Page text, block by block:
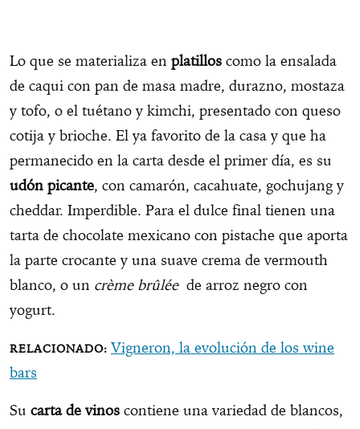
Lo que se materializa en platillos como la ensalada
de caqui con pan de masa madre, durazno, mostaza
y tofo, o el tuétano y kimchi, presentado con queso
cotija y brioche. El ya favorito de la casa y que ha
permanecido en la carta desde el primer día, es su
udón picante, con camarón, cacahuate, gochujang y
cheddar. Imperdible. Para el dulce final tienen una
tarta de chocolate mexicano con pistache que aporta
la parte crocante y una suave crema de vermouth
blanco, o un crème brûléede arroz negro con
yogurt.
Vigneron, la evolución de los wine
bars
Su carta de vinos contiene una variedad de blancos,